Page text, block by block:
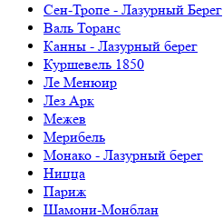
Cен-Тропе - Лазурный Берег
Валь Торанс
Канны - Лазурный берег
Куршевель 1850
Ле Менюир
Лез Арк
Межев
Мерибель
Монако - Лазурный берег
Ницца
Париж
Шамони-Монблан